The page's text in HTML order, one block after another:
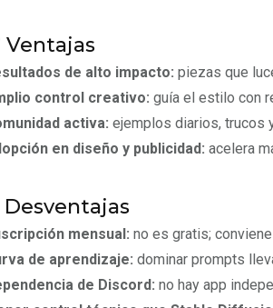
Ventajas
de alto impacto: piezas que
control creativo: guía el estilo con
activa: ejemplos diarios, trucos
en diseño y publicidad: acelera
Desventajas
mensual: no es gratis;
de aprendizaje: dominar prompts
de Discord: no hay app